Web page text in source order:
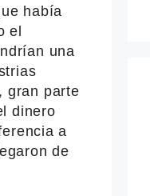
había
el
una
gran parte
dinero
a
de